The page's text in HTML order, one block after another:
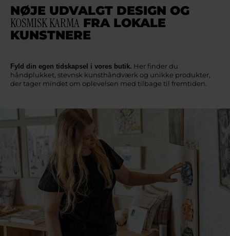
NØJE UDVALGT DESIGN OG
KOSMISK KARMA FRA LOKALE
KUNSTNERE
Fyld din egen tidskapsel i vores butik. Her finder du
håndplukket, stevnsk kunsthåndværk og unikke produkter,
der tager mindet om oplevelsen med tilbage til fremtiden.